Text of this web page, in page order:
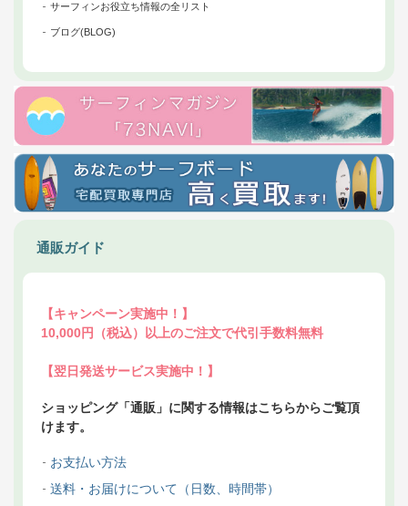
サーフィンお役立ち情報の全リスト
ブログ(BLOG)
通販ガイド
【キャンペーン実施中！】
10,000円（税込）以上のご注文で代引手数料無料
【翌日発送サービス実施中！】
ショッピング「通販」に関する情報はこちらからご覧頂
けます。
お支払い方法
送料・お届けについて（日数、時間帯）